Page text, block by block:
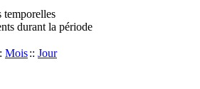
temporelles
durant la période
Mois:: Jour